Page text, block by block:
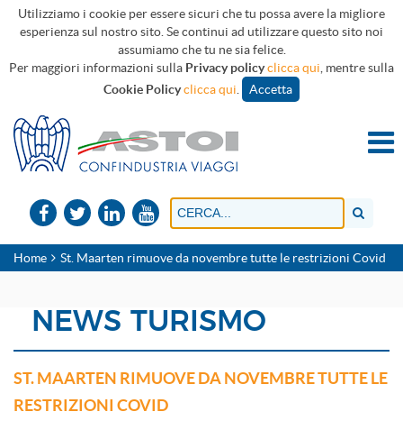
Utilizziamo i cookie per essere sicuri che tu possa avere la migliore
esperienza sul nostro sito. Se continui ad utilizzare questo sito noi
assumiamo che tu ne sia felice.
Per maggiori informazioni sulla Privacy policyclicca qui , mentre sulla
Cookie Policyclicca qui Accetta
Home St. Maarten rimuove da novembre tutte le restrizioni Covid
NEWS TURISMO
ST. MAARTEN RIMUOVE DA NOVEMBRE TUTTE LE
RESTRIZIONI COVID